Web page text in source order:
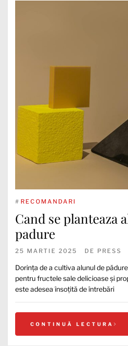
# RECOMANDARI
Cand se planteaza
padure
25 MARTIE 2025 DE PRESS
Dorința de a cultiva alunul de
pentru fructele sale delicioase și
este adesea însoțită de întrebări
CONTINUĂ LECTURA